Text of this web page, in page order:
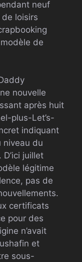
neuf
de loisirs
de
nouvelle
après huit
plus-Let’s-
indiquant
niveau du
juillet
légitime
pas de
certificats
pour des
n’avait
et
sous-